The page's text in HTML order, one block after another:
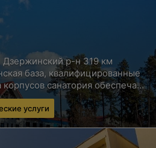
Дзержинский р-н 319 км
база, квалифицированные
санатория обеспечат
с пользой для здоровья
услуги